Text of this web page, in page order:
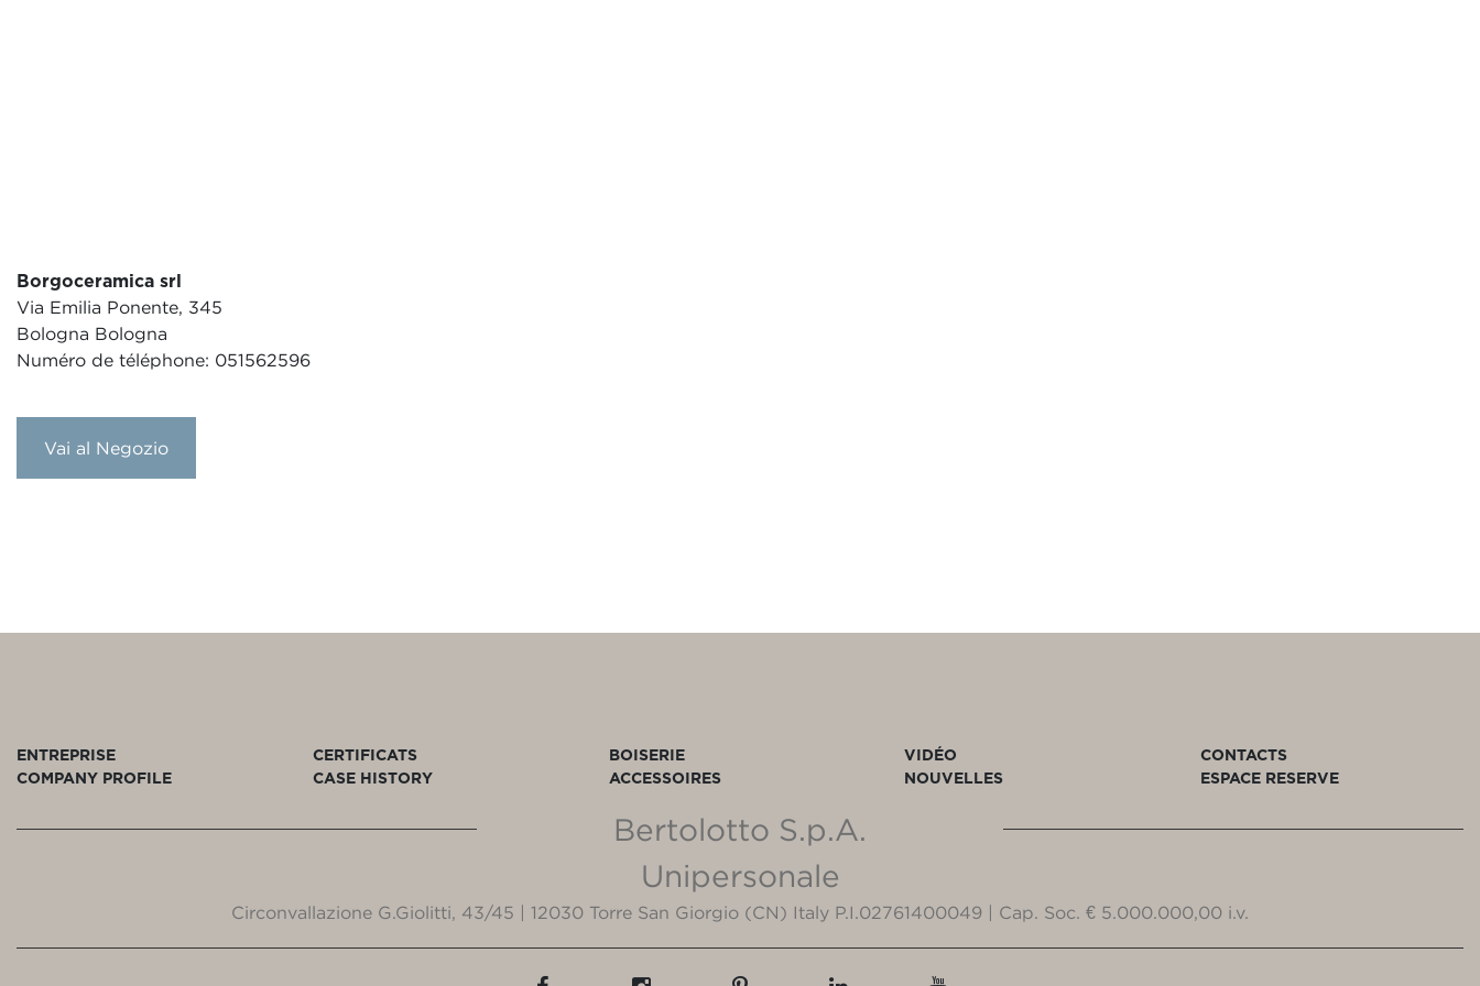
Borgoceramica srl
Via Emilia Ponente, 345
Bologna Bologna
Numéro de téléphone: 051562596
Vai al Negozio
ENTREPRISE
COMPANY PROFILE
CERTIFICATS
CASE HISTORY
BOISERIE
ACCESSOIRES
VIDÉO
NOUVELLES
CONTACTS
ESPACE RESERVE
Bertolotto S.p.A.
Unipersonale
Circonvallazione G.Giolitti, 43/45 | 12030 Torre San Giorgio (CN) Italy P.I.02761400049 | Cap. Soc. € 5.000.000,00 i.v.